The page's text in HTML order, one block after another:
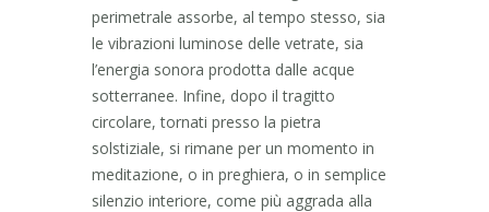
perimetrale assorbe, al tempo stesso, sia
le vibrazioni luminose delle vetrate, sia
l’energia sonora prodotta dalle acque
sotterranee. Infine, dopo il tragitto
circolare, tornati presso la pietra
solstiziale, si rimane per un momento in
meditazione, o in preghiera, o in semplice
silenzio interiore, come più aggrada alla